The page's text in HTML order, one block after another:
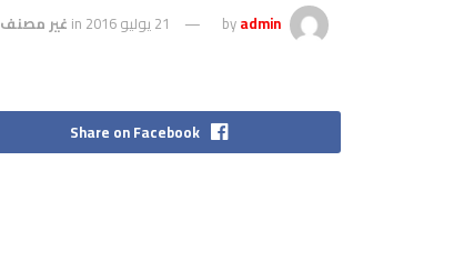
byadmin 21 يوليو 2016 in غير مصنف
Share on Facebook